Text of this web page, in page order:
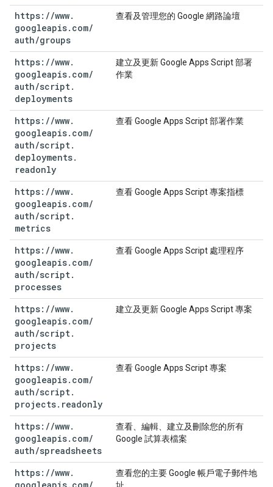
https: //www.
googleapis. com/
auth/groups
查看及管理您的 Google 網路論壇
https: //www.
googleapis. com/
auth/script.
deployments
建立及更新 Google Apps Script 部署
作業
https: //www.
googleapis. com/
auth/script.
deployments.
readonly
查看 Google Apps Script 部署作業
https: //www.
googleapis. com/
auth/script.
metrics
查看 Google Apps Script 專案指標
https: //www.
googleapis. com/
auth/script.
processes
查看 Google Apps Script 處理程序
https: //www.
googleapis. com/
auth/script.
projects
建立及更新 Google Apps Script 專案
https: //www.
googleapis. com/
auth/script.
projects. readonly
查看 Google Apps Script 專案
https: //www.
googleapis. com/
auth/spreadsheets
查看、編輯、建立及刪除您的所有
Google 試算表檔案
https: //www.
查看您的主要 Google 帳戶電子郵件地